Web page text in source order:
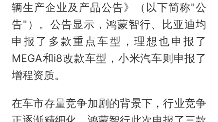
辆生产企业及产品公告》（以下简称"公
告"）。公告显示，鸿蒙智行、比亚迪均
申报了多款重点车型，理想也申报了
MEGA和i8改款车型，小米汽车则申报了
增程资质。
在车市存量竞争加剧的背景下，行业竞争